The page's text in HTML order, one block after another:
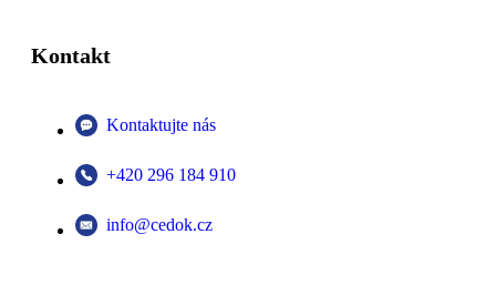
Kontakt
Kontaktujte nás
+420 296 184 910
info@cedok.cz